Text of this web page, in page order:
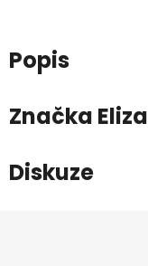
Popis
Značka
Diskuze